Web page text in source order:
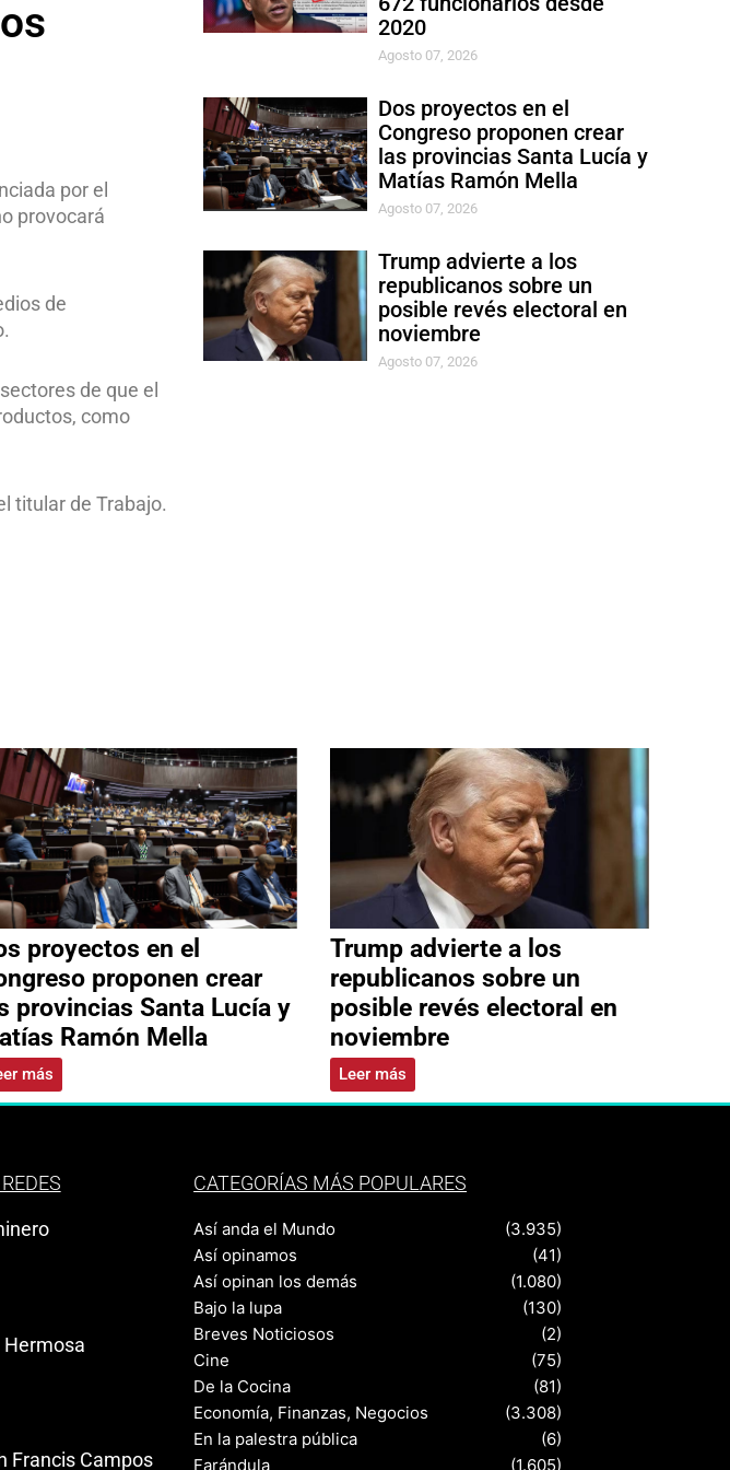
por el
provocará
de
de que el
como
titular de Trabajo.
2020
Agosto 07, 2026
Dos proyectos en el
Congreso proponen crear
las provincias Santa Lucía y
Matías Ramón Mella
Agosto 07, 2026
Trump advierte a los
republicanos sobre un
posible revés electoral en
noviembre
Agosto 07, 2026
proyectos en el
proponen crear
provincias Santa Lucía y
Ramón Mella
más
Trump advierte a los
republicanos sobre un
posible revés electoral en
noviembre
Leer más
Hermosa
Francis Campos
CATEGORÍAS MÁS POPULARES
Así anda el Mundo
(3.935)
Así opinamos
(41)
Así opinan los demás
(1.080)
Bajo la lupa
(130)
Breves Noticiosos
(2)
Cine
(75)
De la Cocina
(81)
Economía, Finanzas, Negocios
(3.308)
En la palestra pública
(6)
Farándula
(1.605)